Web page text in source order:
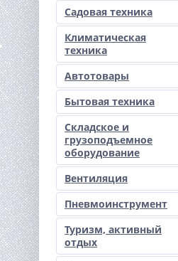
Садовая техника
Климатическая
техника
Автотовары
Бытовая техника
Складское и
грузоподъемное
оборудование
Вентиляция
Пневмоинструмент
Туризм, активный
отдых